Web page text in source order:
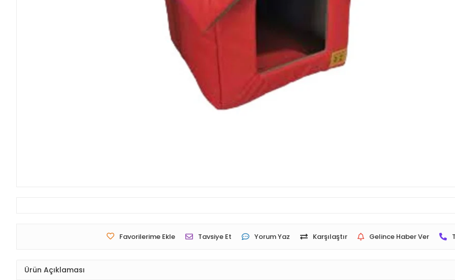
Favorilerime Ekle Tavsiye Et Yorum Yaz Karşılaştır Gelince Haber Ver
Ürün Açıklaması